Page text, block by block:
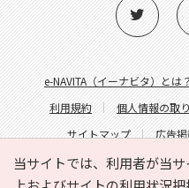
当サイトでは、利用者が当
e-NAVITA（イーナビタ）とは？
利用規約
個人情報の取
サイトマップ
広告
サイトの内容